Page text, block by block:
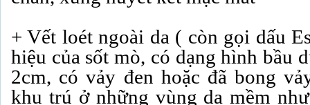
+ Vết loét ngoài da ( còn gọi dấu
hiệu của sốt mò, có dạng hình bầu
2cm, có vảy đen hoặc đã bong
khu trú ở những vùng da mềm